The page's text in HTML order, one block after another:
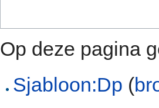
Op deze pagina
Sjabloon:Dp (